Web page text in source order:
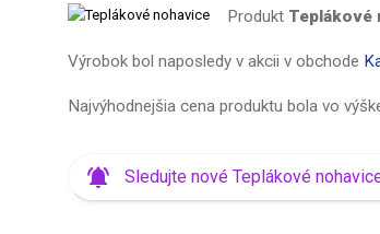
Produkt Teplákové
Výrobok bol naposledy v akcii v obchode
Najvýhodnejšia cena produktu bola vo
Sledujte nové Teplákové